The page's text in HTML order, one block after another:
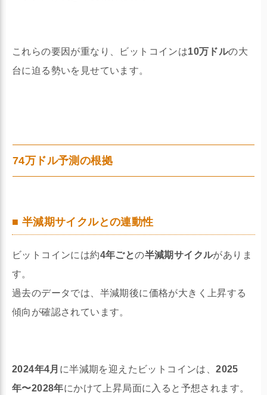
これらの要因が重なり、ビットコインは10万ドルの大
台に迫る勢いを見せています。
74万ドル予測の根拠
■ 半減期サイクルとの連動性
ビットコインには約4年ごとの半減期サイクルがありま
す。
過去のデータでは、半減期後に価格が大きく上昇する
傾向が確認されています。
2024年4月 に半減期を迎えたビットコインは、2025
年〜2028年にかけて上昇局面に入ると予想されます。